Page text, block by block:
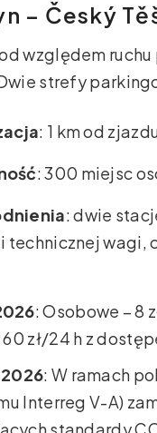
– Český
względem
strefy
: 1 km od
: 300 miejsc
: dwie
technicznej wagi,
: Osobowe – 8
60 zł/24 h z
: W ramach
Interreg V-A)